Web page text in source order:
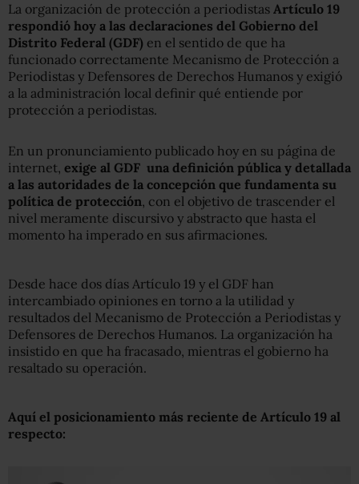
La organización de protección a periodistas Artículo 19
respondió hoy a las declaraciones del Gobierno del
Distrito Federal (GDF) en el sentido de que ha
funcionado correctamente Mecanismo de Protección a
Periodistas y Defensores de Derechos Humanos y exigió
a la administración local definir qué entiende por
protección a periodistas.
En un pronunciamiento publicado hoy en su página de
internet, exige al GDF una definición pública y detallada
a las autoridades de la concepción que fundamenta su
política de protección, con el objetivo de trascender el
nivel meramente discursivo y abstracto que hasta el
momento ha imperado en sus afirmaciones.
Desde hace dos días Artículo 19 y el GDF han
intercambiado opiniones en torno a la utilidad y
resultados del Mecanismo de Protección a Periodistas y
Defensores de Derechos Humanos. La organización ha
insistido en que ha fracasado, mientras el gobierno ha
resaltado su operación.
Aquí el posicionamiento más reciente de Artículo 19 al
respecto: